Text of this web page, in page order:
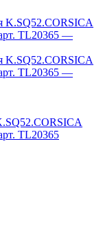
TL20365